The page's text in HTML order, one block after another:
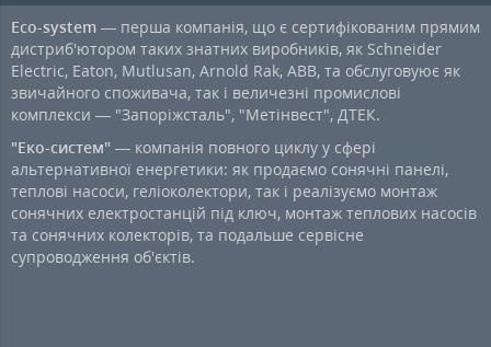
Eco-system — перша компанія, що є сертифікованим прямим
дистриб'ютором таких знатних виробників, як Schneider
Electric, Eaton, Mutlusan, Arnold Rak, ABB, та обслуговуює як
звичайного споживача, так і величезні промислові
комплекси — "Запоріжсталь", "Метінвест", ДТЕК.
"Еко-систем" — компанія повного циклу у сфері
альтернативної енергетики: як продаємо сонячні панелі,
теплові насоси, геліоколектори, так і реалізуємо монтаж
сонячних електростанцій під ключ, монтаж теплових насосів
та сонячних колекторів, та подальше сервісне
супроводження об'єктів.